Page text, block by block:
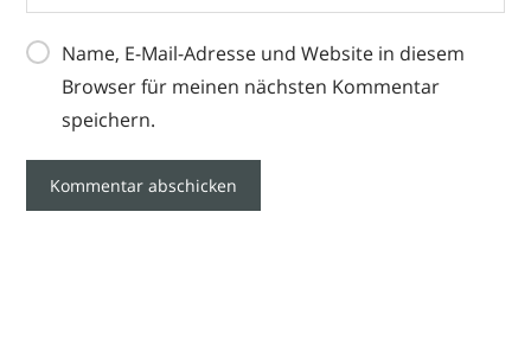
Name, E-Mail-Adresse und Website in diesem
Browser für meinen nächsten Kommentar
speichern.